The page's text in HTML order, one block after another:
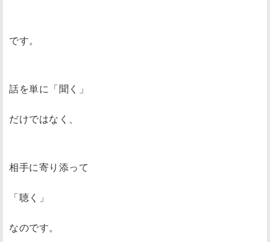
です。
話を単に「聞く」
だけではなく、
相手に寄り添って
「聴く」
なのです。